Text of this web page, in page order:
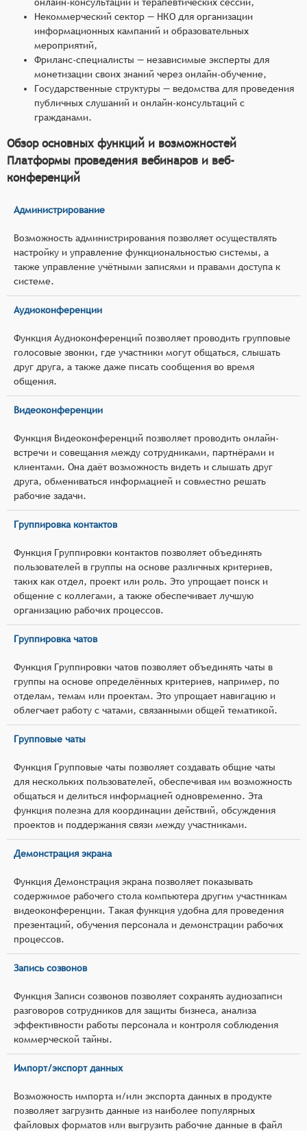
Некоммерческий сектор — НКО для организации
информационных кампаний и образовательных
мероприятий,
Фриланс-специалисты — независимые эксперты для
монетизации своих знаний через онлайн-обучение,
Государственные структуры — ведомства для проведения
публичных слушаний и онлайн-консультаций с
гражданами.
Обзор основных функций и возможностей
Платформы проведения вебинаров и веб-
конференций
Администрирование
Возможность администрирования позволяет осуществлять
настройку и управление функциональностью системы, а
также управление учётными записями и правами доступа к
системе.
Аудиоконференции
Функция Аудиоконференций позволяет проводить групповые
голосовые звонки, где участники могут общаться, слышать
друг друга, а также даже писать сообщения во время
общения.
Видеоконференции
Функция Видеоконференций позволяет проводить онлайн-
встречи и совещания между сотрудниками, партнёрами и
клиентами. Она даёт возможность видеть и слышать друг
друга, обмениваться информацией и совместно решать
рабочие задачи.
Группировка контактов
Функция Группировки контактов позволяет объединять
пользователей в группы на основе различных критериев,
таких как отдел, проект или роль. Это упрощает поиск и
общение с коллегами, а также обеспечивает лучшую
организацию рабочих процессов.
Группировка чатов
Функция Группировки чатов позволяет объединять чаты в
группы на основе определённых критериев, например, по
отделам, темам или проектам. Это упрощает навигацию и
облегчает работу с чатами, связанными общей тематикой.
Групповые чаты
Функция Групповые чаты позволяет создавать общие чаты
для нескольких пользователей, обеспечивая им возможность
общаться и делиться информацией одновременно. Эта
функция полезна для координации действий, обсуждения
проектов и поддержания связи между участниками.
Демонстрация экрана
Функция Демонстрация экрана позволяет показывать
содержимое рабочего стола компьютера другим участникам
видеоконференции. Такая функция удобна для проведения
презентаций, обучения персонала и демонстрации рабочих
процессов.
Запись созвонов
Функция Записи созвонов позволяет сохранять аудиозаписи
разговоров сотрудников для защиты бизнеса, анализа
эффективности работы персонала и контроля соблюдения
коммерческой тайны.
Импорт/экспорт данных
Возможность импорта и/или экспорта данных в продукте
позволяет загрузить данные из наиболее популярных
файловых форматов или выгрузить рабочие данные в файл